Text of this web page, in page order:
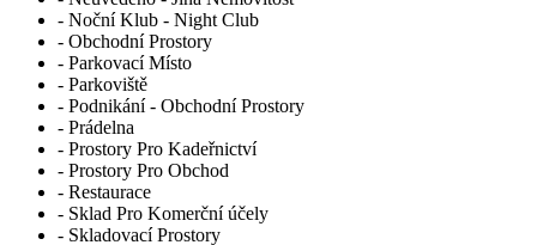
- Noční Klub - Night Club
- Obchodní Prostory
- Parkovací Místo
- Parkoviště
- Podnikání - Obchodní Prostory
- Prádelna
- Prostory Pro Kadeřnictví
- Prostory Pro Obchod
- Restaurace
- Sklad Pro Komerční účely
- Skladovací Prostory